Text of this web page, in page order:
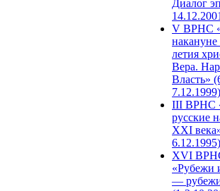
Диалог
V ВРНС
накануне
летия
Вера.
Власть»
7.12.1999)
III ВРНС
русские
XXI
6.12.1995)
XVI
«Рубежи
—